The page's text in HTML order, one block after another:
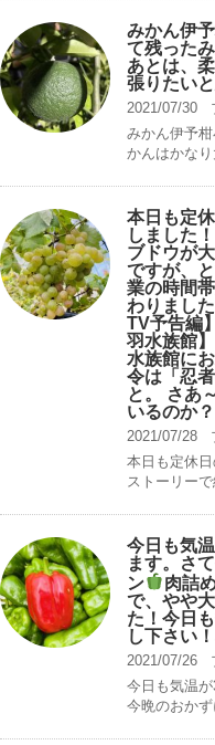
みかん伊
て残った
あとは、
張りたい
2021/07/30
みかん伊予
かんはかな
本日も定
しました
ブドウが
ですが、
業の時間
わりまし
TV予告編
羽水族館
水族館に
令は「忍
と。 さあ
いるのか
2021/07/28
本日も定休
ストーリー
今日も気
ます。さ
ン
肉詰
で、やや
た！今日
し下さい
2021/07/26
今日も気温
今晩のおかず